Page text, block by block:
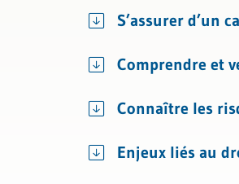
Licenciement
Assurances
S’assurer d’un
Comprendre et
Connaître les
Enjeux liés au